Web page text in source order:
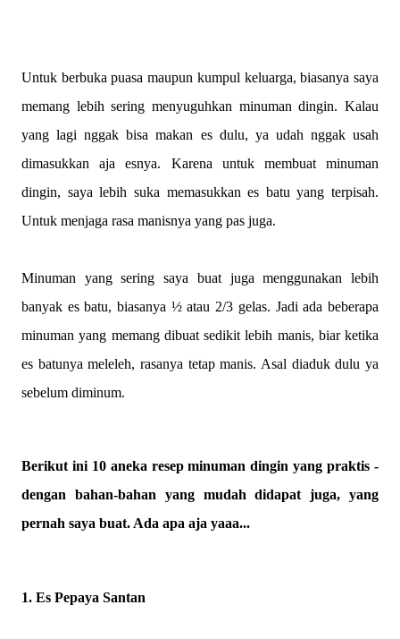
Untuk berbuka puasa maupun kumpul keluarga, biasanya saya
memang lebih sering menyuguhkan minuman dingin. Kalau
yang lagi nggak bisa makan es dulu, ya udah nggak usah
dimasukkan aja esnya. Karena untuk membuat minuman
dingin, saya lebih suka memasukkan es batu yang terpisah.
Untuk menjaga rasa manisnya yang pas juga.
Minuman yang sering saya buat juga menggunakan lebih
banyak es batu, biasanya ½ atau 2/3 gelas. Jadi ada beberapa
minuman yang memang dibuat sedikit lebih manis, biar ketika
es batunya meleleh, rasanya tetap manis. Asal diaduk dulu ya
sebelum diminum.
Berikut ini 10 aneka resep minuman dingin yang praktis -
dengan bahan-bahan yang mudah didapat juga, yang
pernah saya buat. Ada apa aja yaaa...
1. Es Pepaya Santan